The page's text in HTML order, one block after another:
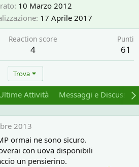
10 Marzo 2012
17 Aprile 2017
Reaction score
4
Punti
61
Trova
Attività Messaggi e
2013
ormai ne sono sicuro.
con uova disponibili
un pensierino.